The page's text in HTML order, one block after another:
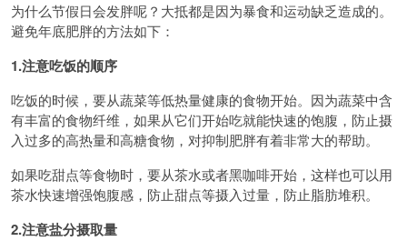
为什么节假日会发胖呢？大抵都是因为暴食和运动缺乏造成的。
避免年底肥胖的方法如下：
1.注意吃饭的顺序
吃饭的时候，要从蔬菜等低热量健康的食物开始。因为蔬菜中含
有丰富的食物纤维，如果从它们开始吃就能快速的饱腹，防止摄
入过多的高热量和高糖食物，对抑制肥胖有着非常大的帮助。
如果吃甜点等食物时，要从茶水或者黑咖啡开始，这样也可以用
茶水快速增强饱腹感，防止甜点等摄入过量，防止脂肪堆积。
2.注意盐分摄取量